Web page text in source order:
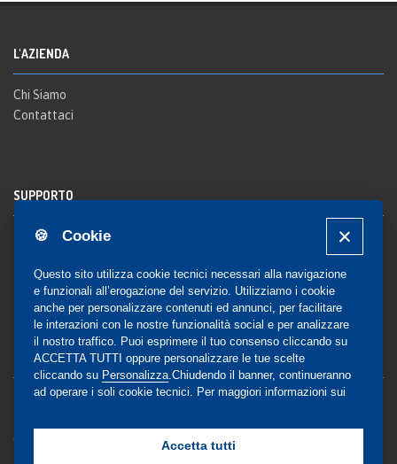
🍪 Cookie
Questo sito utilizza cookie tecnici necessari alla navigazione
e funzionali all’erogazione del servizio. Utilizziamo i cookie
anche per personalizzare contenuti ed annunci, per facilitare
le interazioni con le nostre funzionalità social e per analizzare
il nostro traffico. Puoi esprimere il tuo consenso cliccando su
ACCETTA TUTTI oppure personalizzare le tue scelte
cliccando su Personalizza .Chiudendo il banner, continueranno
ad operare i soli cookie tecnici. Per maggiori informazioni sui
Accetta tutti
L'AZIENDA
Chi Siamo
Contattaci
SUPPORTO
Registrazione al sito
Notifica
COMMUNITY
Blog e Canali social
Gestione Consensi